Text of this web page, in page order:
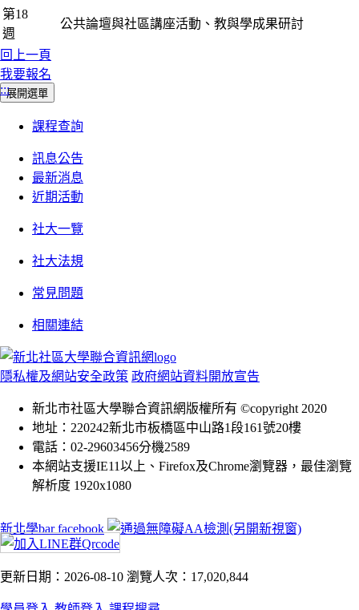
第18
週
公共論壇與社區講座活動、教與學成果研討
回上一頁
我要報名
:::展開選單
課程查詢
訊息公告
最新消息
近期活動
社大一覽
社大法規
常見問題
相關連結
隱私權及網站安全政策 政府網站資料開放宣告
新北市社區大學聯合資訊網版權所有 ©copyright 2020
地址：220242新北市板橋區中山路1段161號20樓
電話：02-29603456分機2589
本網站支援IE11以上、Firefox及Chrome瀏覽器，最佳瀏覽
解析度 1920x1080
新北學bar facebook
更新日期：2026-08-10 瀏覽人次：17,020,844